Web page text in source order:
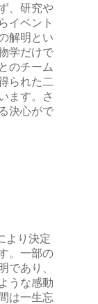
、研究や
イベント
解明とい
学だけで
のチーム
られた二
ます。さ
決心がで
より決定
。一部の
であり、
うな感動
は一生忘